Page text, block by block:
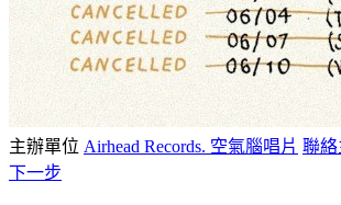
主辦單位 Airhead Records. 空氣腦唱片 聯絡
下一步